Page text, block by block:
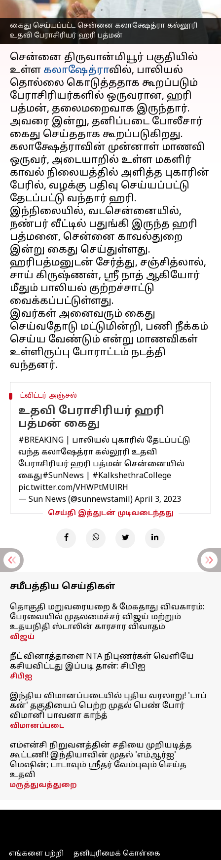
கைது செய்யப்பட்ட சென்னை கலாக்ஷேத்ரா கல்லூரி
உதவி பேராசிரியர் ஹரி பத்மன்
எழுதியவர் Venkatalakshmi V
செய்தி முன்னோட்டம்
சென்னை திருவான்மியூர் பகுதியில்
உள்ள கலாஷேத்ராவில், பாலியல்
தொல்லை கொடுத்ததாக கூறப்படும்
பேராசிரியர்களில் ஒருவரான, ஹரி
பத்மன், தலைமறைவாக இருந்தார்.
அவரை இன்று, தனிப்படை போலீசார்
கைது செய்ததாக கூறப்படுகிறது.
கலாக்ஷேத்ராவின் முன்னாள் மாணவி
ஒருவர், அடையாறில் உள்ள மகளிர்
காவல் நிலையத்தில் அளித்த புகாரின்
பேரில், வழக்கு பதிவு செய்யப்பட்டு
தேடப்பட்டு வந்தார் ஹரி.
இந்நிலையில், வடசென்னையில்,
நண்பர் வீட்டில் பதுங்கி இருந்த ஹரி
பத்மனை, சென்னை காவல்துறை
இன்று கைது செய்துள்ளது.
ஹரிபத்மனுடன் சேர்த்து, சஞ்சித்லால்,
சாய் கிருஷ்ணன், ஸ்ரீ நாத் ஆகியோர்
மீதும் பாலியல் குற்றச்சாட்டு
வைக்கப்பட்டுள்ளது.
இவர்கள் அனைவரும் கைது
செய்வதோடு மட்டுமின்றி, பணி நீக்கம்
செய்ய வேண்டும் என்று மாணவிகள்
உள்ளிருப்பு போராட்டம் நடத்தி
ட்விட்டர் அஞ்சல்
உதவி பேராசிரியர் ஹரி
பத்மன் கைது
#BREAKING | பாலியல் புகாரில் தேடப்பட்டு
வந்த கலாஷேத்ரா கல்லூரி உதவி
பேராசிரியர் ஹரி பத்மன் சென்னையில்
கைது#SunNews
#KalkshethraCollege
pic.twitter.com/VHWPtMUlRH
— Sun News (@sunnewstamil) April 3, 2023
செய்தி இத்துடன் முடிவடைந்தது
சமீபத்திய செய்திகள்
தொகுதி மறுவரையறை & மேகதாது விவகாரம்:
பேரவையில் முதலமைச்சர் விஜய் மற்றும்
உதயநிதி ஸ்டாலின் காரசார விவாதம்
விஜய்
நீட் வினாத்தாளை NTA நிபுணர்கள் வெளியே
கசியவிட்டது இப்படி தான்: சிபிஐ
சிபிஐ
இந்திய விமானப்படையில் புதிய வரலாறு! 'டாப்
கன்' தகுதியைப் பெற்ற முதல் பெண் போர்
விமானி பாவனா காந்த்
விமானப்படை
எம்என்சி நிறுவனத்தின் சதியை முறியடித்த
கூட்டணி! இந்தியாவின் முதல் 'எம்ஆர்ஐ'
மெஷின்; டாடாவும் ஸ்ரீதர் வேம்புவும் செய்த
உதவி
மருத்துவத்துறை
எங்களை பற்றி தனியுரிமைக் கொள்கை